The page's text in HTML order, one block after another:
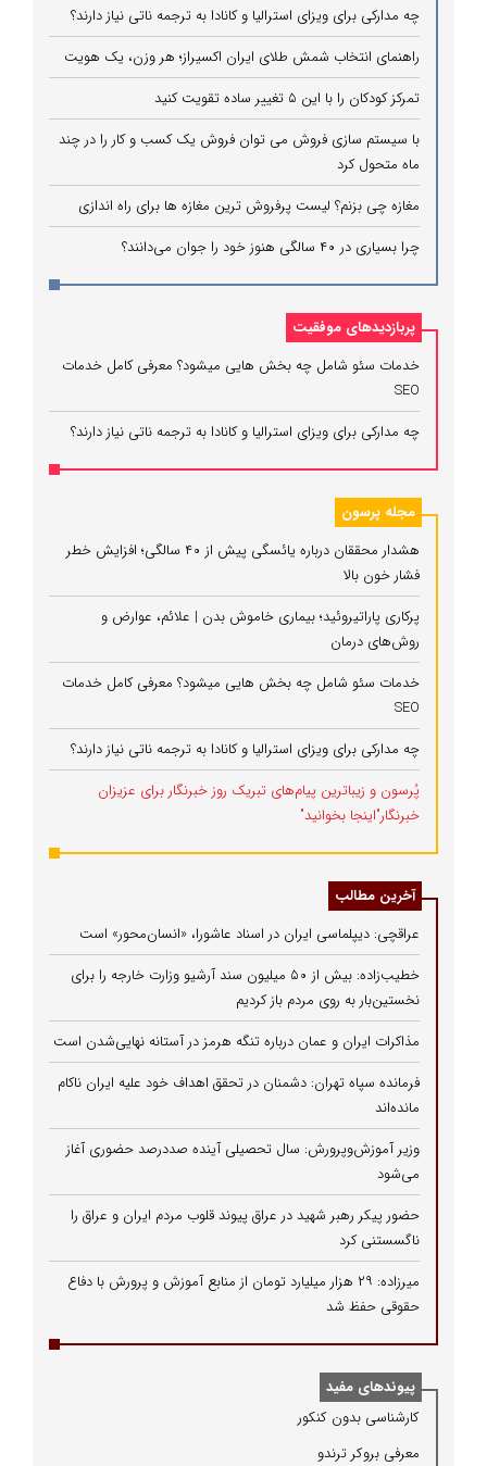
چه مدارکی برای ویزای استرالیا و کانادا به ترجمه ناتی نیاز دارند؟
راهنمای انتخاب شمش طلای ایران اکسیراز؛ هر وزن، یک هویت
تمرکز کودکان را با این ۵ تغییر ساده تقویت کنید
با سیستم سازی فروش می توان فروش یک کسب و کار را در چند
ماه متحول کرد
مغازه چی بزنم؟ لیست پرفروش ترین مغازه ها برای راه اندازی
چرا بسیاری در ۴۰ سالگی هنوز خود را جوان می‌دانند؟
پربازدیدهای موفقیت
خدمات سئو شامل چه بخش هایی میشود؟ معرفی کامل خدمات
SEO
چه مدارکی برای ویزای استرالیا و کانادا به ترجمه ناتی نیاز دارند؟
مجله پرسون
هشدار محققان درباره یائسگی پیش از ۴۰ سالگی؛ افزایش خطر
فشار خون بالا
پرکاری پاراتیروئید؛ بیماری خاموش بدن | علائم، عوارض و
روش‌های درمان
خدمات سئو شامل چه بخش هایی میشود؟ معرفی کامل خدمات
SEO
چه مدارکی برای ویزای استرالیا و کانادا به ترجمه ناتی نیاز دارند؟
پُرسون و زیباترین پیام‌های تبریک روز خبرنگار برای عزیزان
خبرنگار"اینجا بخوانید"
آخرین مطالب
عراقچی: دیپلماسی ایران در اسناد عاشورا، «انسان‌محور» است
خطیب‌زاده: بیش از ۵۰ میلیون سند آرشیو وزارت خارجه را برای
نخستین‌بار به روی مردم باز کردیم
مذاکرات ایران و عمان درباره تنگه هرمز در آستانه نهایی‌شدن است
فرمانده سپاه تهران: دشمنان در تحقق اهداف خود علیه ایران ناکام
مانده‌اند
وزیر آموزش‌وپرورش: سال تحصیلی آینده صددرصد حضوری آغاز
می‌شود
حضور پیکر رهبر شهید در عراق پیوند قلوب مردم ایران و عراق را
ناگسستنی کرد
میرزاده: ۲۹ هزار میلیارد تومان از منابع آموزش و پرورش با دفاع
حقوقی حفظ شد
پیوندهای مفید
كارشناسی بدون كنكور
معرفی بروكر ترندو